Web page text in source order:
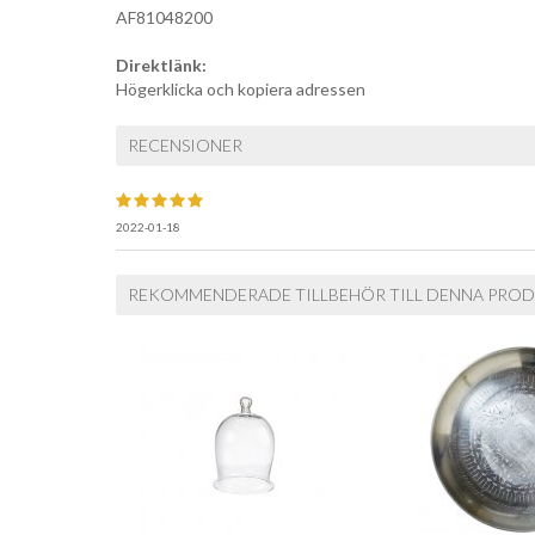
AF81048200
Direktlänk:
Högerklicka och kopiera adressen
RECENSIONER
2022-01-18
REKOMMENDERADE TILLBEHÖR TILL DENNA